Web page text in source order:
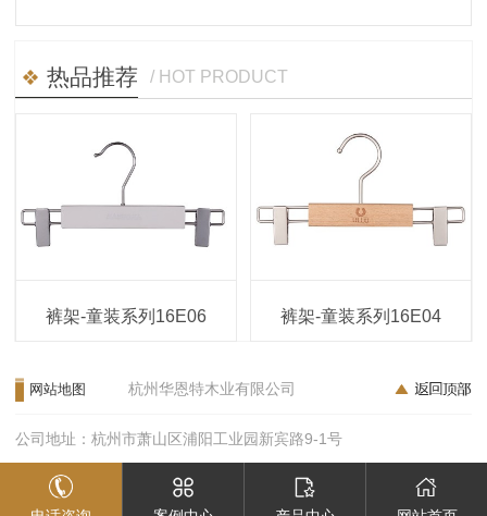
热品推荐 / HOT PRODUCT
裤架-童装系列16E06 裤架-童装系列16E04
网站地图 杭州华恩特木业有限公司
公司地址：杭州市萧山区浦阳工业园新宾路9-1号